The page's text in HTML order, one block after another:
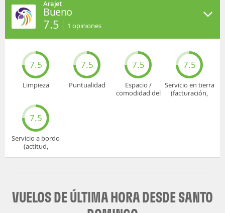
Arajet
Bueno
7.5 1 opiniones
7.5
Limpieza
7.5
Puntualidad
7.5
Espacio /
comodidad del
7.5
Servicio en tierra
(facturación,
7.5
Servicio a bordo
(actitud,
VUELOS DE ÚLTIMA HORA DESDE SANTO